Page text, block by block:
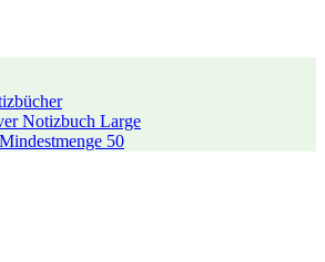
Notizbuch Large
Mindestmenge 50